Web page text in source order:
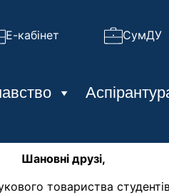
Е-кабінет СумДУ
Шановні друзі,
товариства